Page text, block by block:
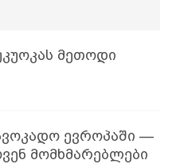
მეთოდი
ევროპაში —
მომხმარებლები